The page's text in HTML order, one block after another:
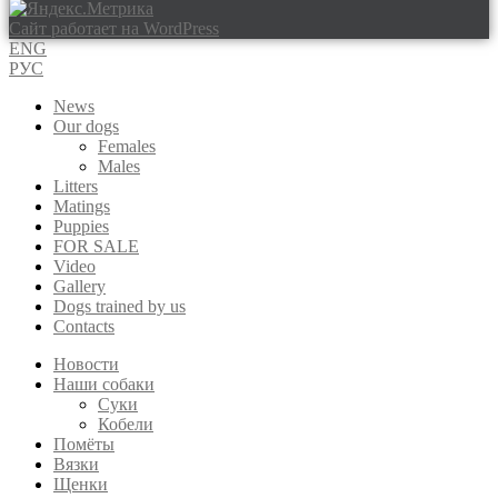
Сайт работает на WordPress
ENG
РУС
News
Our dogs
Females
Males
Litters
Matings
Puppies
FOR SALE
Video
Gallery
Dogs trained by us
Contacts
Новости
Наши собаки
Суки
Кобели
Помёты
Вязки
Щенки